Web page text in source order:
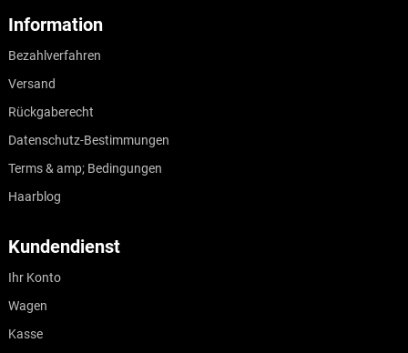
Information
Bezahlverfahren
Versand
Rückgaberecht
Datenschutz-Bestimmungen
Terms & amp; Bedingungen
Haarblog
Kundendienst
Ihr Konto
Wagen
Kasse